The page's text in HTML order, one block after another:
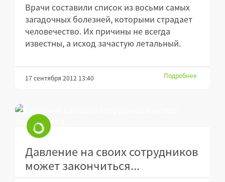
Врачи составили список из восьми самых
загадочных болезней, которыми страдает
человечество. Их причины не всегда
известны, а исход зачастую летальный.
17 сентября 2012 13:40 Подробнее
Давление на своих сотрудников
может закончиться...